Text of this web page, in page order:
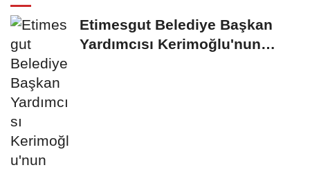
Etimesgut Belediye Başkan
Yardımcısı Kerimoğlu'nun